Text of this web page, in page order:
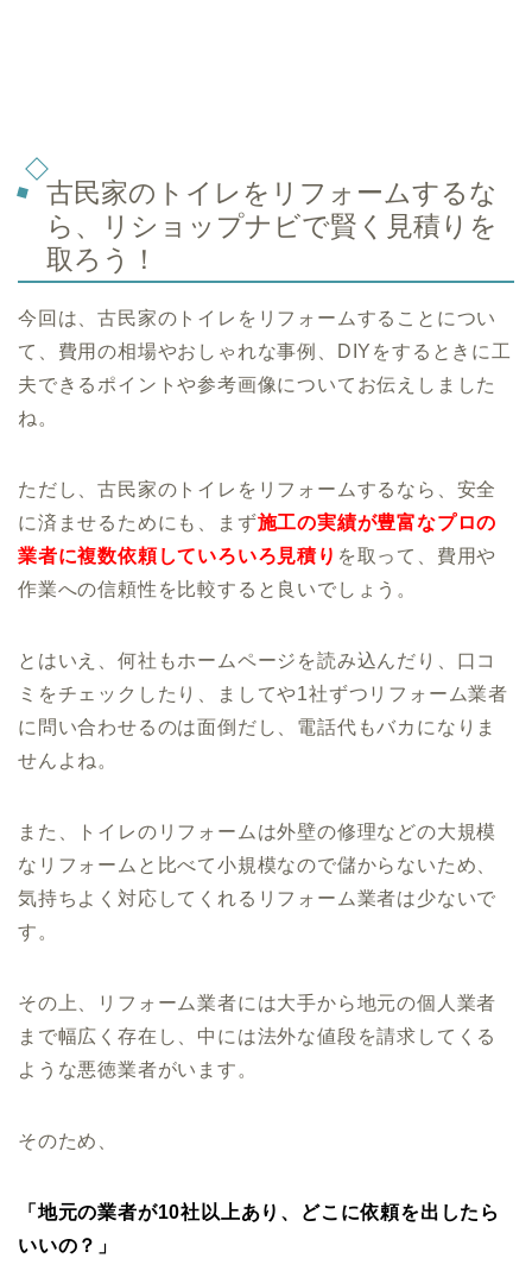
古民家のトイレをリフォームするな
ら、リショップナビで賢く見積りを
取ろう！
今回は、古民家のトイレをリフォームすることについ
て、費用の相場やおしゃれな事例、DIYをするときに工
夫できるポイントや参考画像についてお伝えしました
ね。
ただし、古民家のトイレをリフォームするなら、安全
に済ませるためにも、まず施工の実績が豊富なプロの
業者に複数依頼していろいろ見積り を取って、費用や
作業への信頼性を比較すると良いでしょう。
とはいえ、何社もホームページを読み込んだり、口コ
ミをチェックしたり、ましてや1社ずつリフォーム業者
に問い合わせるのは面倒だし、電話代もバカになりま
せんよね。
また、トイレのリフォームは外壁の修理などの大規模
なリフォームと比べて小規模なので儲からないため、
気持ちよく対応してくれるリフォーム業者は少ないで
す。
その上、リフォーム業者には大手から地元の個人業者
まで幅広く存在し、中には法外な値段を請求してくる
ような悪徳業者がいます。
そのため、
「地元の業者が10社以上あり、どこに依頼を出したら
いいの？」